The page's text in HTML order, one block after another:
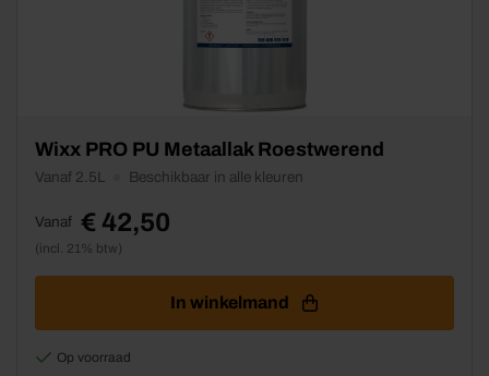
Wixx PRO PU Metaallak Roestwerend
Vanaf 2.5L Beschikbaar in alle kleuren
Vanaf € 42,50
(incl. 21% btw)
In winkelmand
Dit
heeft
variaties.
Deze
optie
op Op voorraad